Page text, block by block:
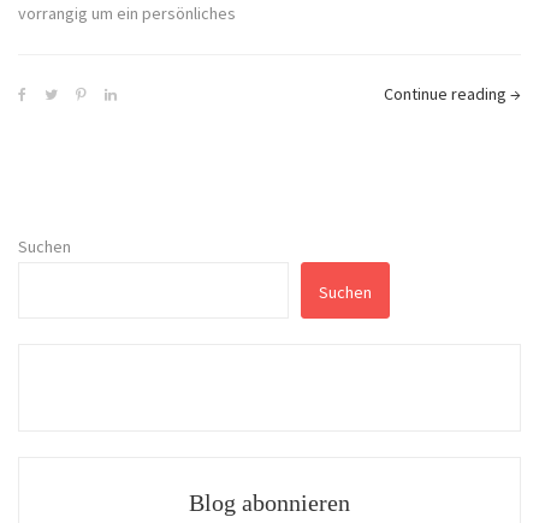
vorrangig um ein persönliches
Continue reading →
Suchen
Suchen
Blog abonnieren